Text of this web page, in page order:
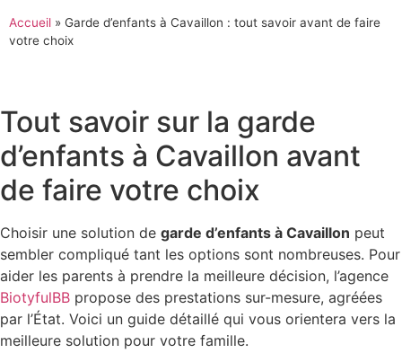
Accueil » Garde d’enfants à Cavaillon : tout savoir avant de faire
votre choix
Tout savoir sur la garde
d’enfants à Cavaillon avant
de faire votre choix
Choisir une solution de garde d’enfants à Cavaillon peut
sembler compliqué tant les options sont nombreuses. Pour
aider les parents à prendre la meilleure décision, l’agence
BiotyfulBB propose des prestations sur-mesure, agréées
par l’État. Voici un guide détaillé qui vous orientera vers la
meilleure solution pour votre famille.